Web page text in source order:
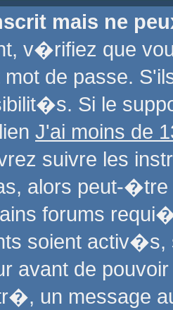
mais ne
v�rifiez que
mot de passe.
Si le
J'ai moins de
suivre les
alors peut-
forums
soient
avant de
un message